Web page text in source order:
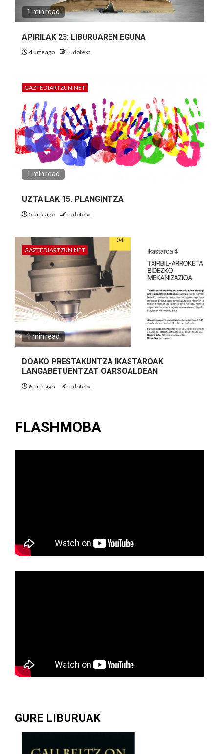
1 min read
APIRILAK 23: LIBURUAREN EGUNA
4 urte ago Ludoteka
GAZTEOIARTZUN.NET
1 min read
UZTAILAK 15. PLANGINTZA
5 urte ago Ludoteka
GAZTEOIARTZUN.NET
1 min read
DOAKO PRESTAKUNTZA IKASTAROAK
LANGABETUENTZAT OARSOALDEAN
6 urte ago Ludoteka
FLASHMOBA
GURE LIBURUAK